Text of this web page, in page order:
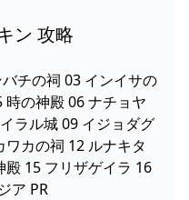
ン 攻略
チの祠 03 インイサの
の神殿 06 ナチョヤ
ラル城 09 イジョダグ
カの祠 12 ルナキタ
15 フリザゲイラ 16
ア PR